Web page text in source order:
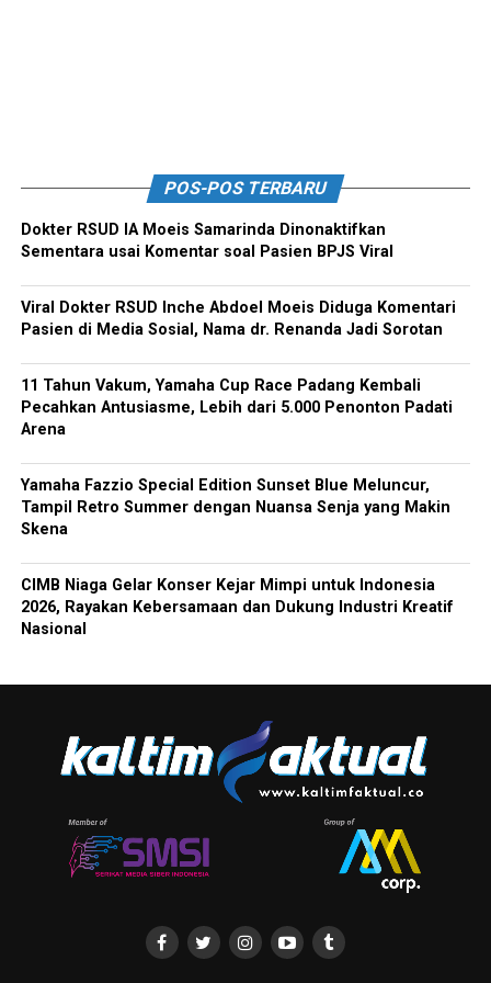
POS-POS TERBARU
Dokter RSUD IA Moeis Samarinda Dinonaktifkan
Sementara usai Komentar soal Pasien BPJS Viral
Viral Dokter RSUD Inche Abdoel Moeis Diduga Komentari
Pasien di Media Sosial, Nama dr. Renanda Jadi Sorotan
11 Tahun Vakum, Yamaha Cup Race Padang Kembali
Pecahkan Antusiasme, Lebih dari 5.000 Penonton Padati
Arena
Yamaha Fazzio Special Edition Sunset Blue Meluncur,
Tampil Retro Summer dengan Nuansa Senja yang Makin
Skena
CIMB Niaga Gelar Konser Kejar Mimpi untuk Indonesia
2026, Rayakan Kebersamaan dan Dukung Industri Kreatif
Nasional